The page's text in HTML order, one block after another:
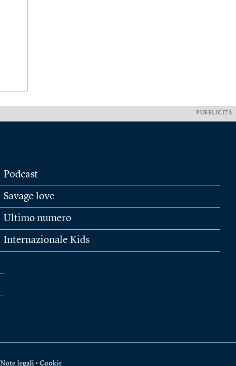
PUBBLICITÀ
Podcast
Savage love
Ultimo numero
Internazionale Kids
Note legali • Cookie